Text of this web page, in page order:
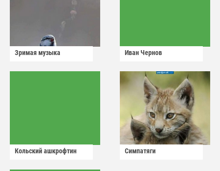
Зримая музыка Иван Чернов
Кольский ашкрофтин Симпатяги